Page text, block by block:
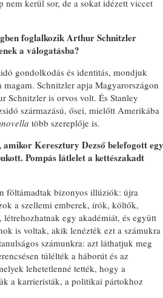
nem kerül sor, de a sokat idézett viccet
foglalkozik Arthur Schnitzler
a válogatásba?
gondolkodás és identitás, mondjuk
Schnitzler apja Magyarországon
Schnitzler is orvos volt. És Stanley
származású, ősei, mielőtt Amerikába
több szereplője is.
amikor Keresztury Dezső belefogott egy
Pompás látlelet a kettészakadt
föltámadtak bizonyos illúziók: újra
a szellemi emberek, írók, költők,
egy akadémiát, és együtt
is voltak, akik lenézték ezt a számukra
számunkra: azt láthatjuk meg
túlélték a háborút és az
lehetetlenné tették, hogy a
a karrieristák, a politikai pártokhoz